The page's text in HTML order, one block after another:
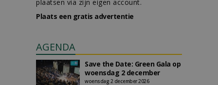
plaatsen via zijn eigen account.
Plaats een gratis advertentie
AGENDA
Save the Date: Green Gala op
woensdag 2 december
woensdag 2 december 2026